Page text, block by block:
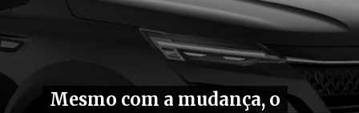
Mesmo com a mudança, o
Mesmo com a mudança, o